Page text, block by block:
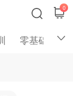
0
零基础入门